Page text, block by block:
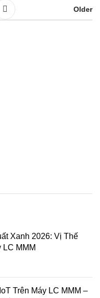
Older
Xanh 2026: Vị Thế
MMM
Trên Máy LC MMM –